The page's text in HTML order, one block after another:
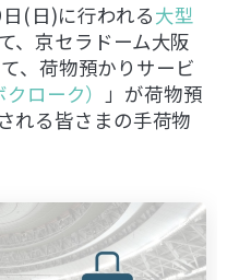
(日)に行われる大型
、京セラドーム大阪
、荷物預かりサービ
ローク） 」が荷物預
れる皆さまの手荷物